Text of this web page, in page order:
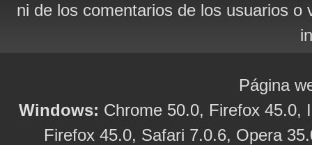
ni de los comentarios de los usuarios
Página
Windows: Chrome 50.0, Firefox 45.0,
Firefox 45.0, Safari 7.0.6, Opera